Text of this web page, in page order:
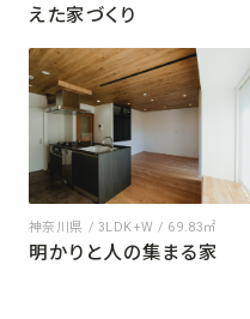
えた家づくり
神奈川県 / 3LDK+W / 69.83㎡
明かりと人の集まる家